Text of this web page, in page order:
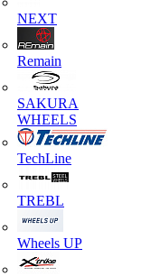
NEXT
Remain
SAKURA
WHEELS
TechLine
TREBL
Wheels UP